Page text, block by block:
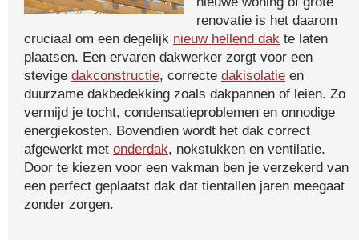
renovatie is het daarom
cruciaal om een degelijk nieuw hellend dak te laten
plaatsen. Een ervaren dakwerker zorgt voor een
stevige dakconstructie, correcte dakisolatie en
duurzame dakbedekking zoals dakpannen of leien. Zo
vermijd je tocht, condensatieproblemen en onnodige
energiekosten. Bovendien wordt het dak correct
afgewerkt met onderdak, nokstukken en ventilatie.
Door te kiezen voor een vakman ben je verzekerd van
een perfect geplaatst dak dat tientallen jaren meegaat
zonder zorgen.